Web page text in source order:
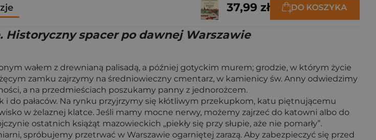
37,99 zł DO KOSZYKA
spacer po dawnej Warszawie
wałem z drewnianą palisadą, a później gotyckim murem; grodzie, w którym życie
zamku zajrzymy na średniowieczny cmentarz, w kamienicy św. Anny odwiedzimy
a na przedmieściach poszukamy panny z jednorożcem.
i do pałaców. Na rynku przyjrzymy się kłótliwym przekupkom, katu piętnującemu
w żelaznej klatce. Jeśli mamy mocne nerwy, możemy zajrzeć do katowni albo do
ostatnich książąt mazowieckich „piekły się przy słupie, aże nie pomarły”.
spróbujemy przetrwać w Warszawie ogarniętej zarazą. Aby zabezpieczyć się przed